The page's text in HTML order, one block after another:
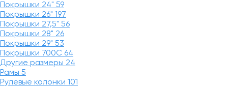
Покрышки 24" 59
Покрышки 26" 197
Покрышки 27,5" 56
Покрышки 28" 26
Покрышки 29" 53
Покрышки 700C 64
Другие размеры 24
Рамы 5
Рулевые колонки 101